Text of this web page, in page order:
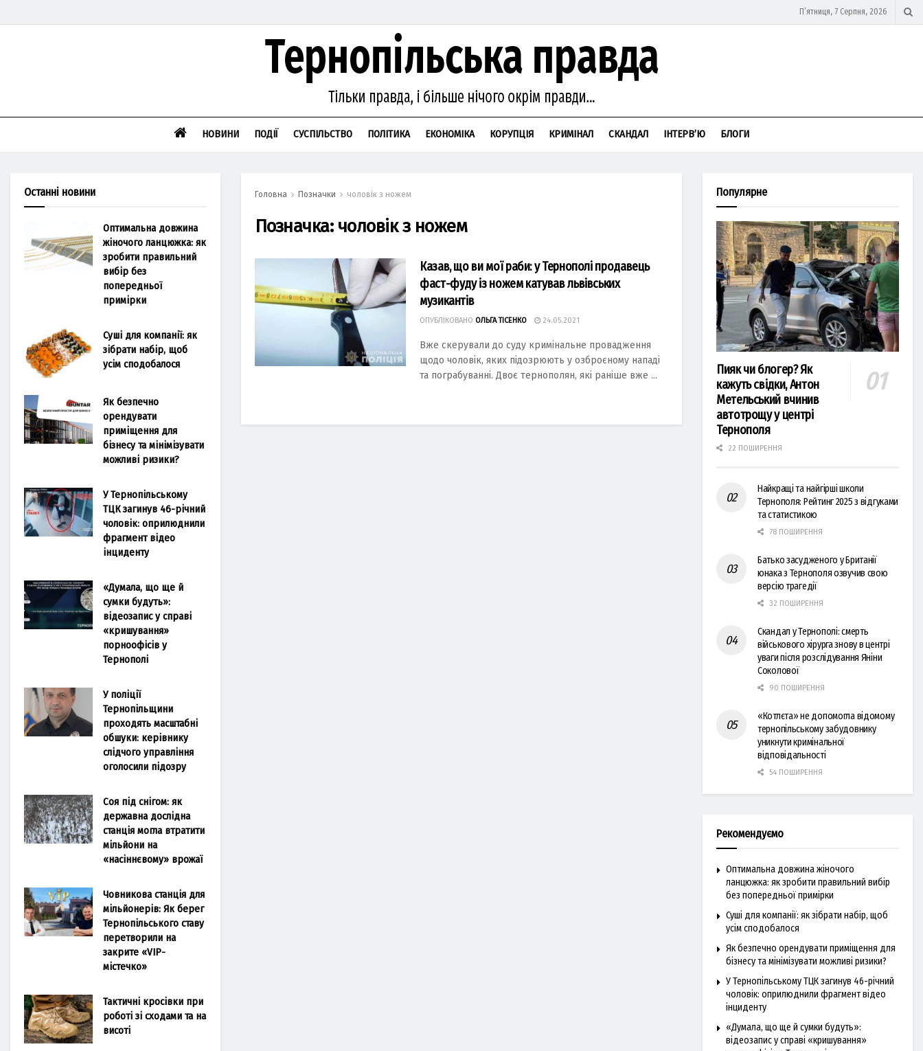
П’ятниця, 7 Серпня, 2026
НОВИНИ ПОДІЇ СУСПІЛЬСТВО ПОЛІТИКА ЕКОНОМІКА КОРУПЦІЯ КРИМІНАЛ СКАНДАЛ ІНТЕРВ’Ю БЛОГИ
Головна Позначки чоловік з ножем
Позначка: чоловік з ножем
Казав, що ви мої раби: у Тернополі продавець
фаст-фуду із ножем катував львівських
музикантів
ОПУБЛІКОВАНО ОЛЬГА ТІСЕНКО 24.05.2021
Вже скерували до суду кримінальне провадження
щодо чоловік, яких підозрюють у озброєному нападі
та пограбуванні. Двоє тернополян, які раніше вже ...
Останні новини
Оптимальна довжина
жіночого ланцюжка: як
зробити правильний
вибір без
попередньої
примірки
Суші для компанії: як
зібрати набір, щоб
усім сподобалося
Як безпечно
орендувати
приміщення для
бізнесу та мінімізувати
можливі ризики?
У Тернопільському
ТЦК загинув 46-річний
чоловік: оприлюднили
фрагмент відео
інциденту
«Думала, що ще й
сумки будуть»:
відеозапис у справі
«кришування»
порноофісів у
Тернополі
У поліції
Тернопільщини
проходять масштабні
обшуки: керівнику
слідчого управління
оголосили підозру
Соя під снігом: як
державна дослідна
станція могла втратити
мільйони на
«насіннєвому» врожаї
Човникова станція для
мільйонерів: Як берег
Тернопільського ставу
перетворили на
закрите «VIP-
містечко»
Тактичні кросівки при
роботі зі сходами та на
висоті
Популярне
Пияк чи блогер? Як
кажуть свідки, Антон
Метельський вчинив
автотрощу у центрі
Тернополя
22 ПОШИРЕННЯ
Найкращі та найгірші школи
Тернополя: Рейтинг 2025 з відгуками
та статистикою
78 ПОШИРЕННЯ
Батько засудженого у Британії
юнака з Тернополя озвучив свою
версію трагедії
32 ПОШИРЕННЯ
Скандал у Тернополі: смерть
військового хірурга знову в центрі
уваги після розслідування Яніни
Соколової
90 ПОШИРЕННЯ
«Котлєта» не допомогла відомому
тернопільському забудовнику
уникнути кримінальної
відповідальності
54 ПОШИРЕННЯ
Рекомендуємо
Оптимальна довжина жіночого
ланцюжка: як зробити правильний вибір
без попередньої примірки
Суші для компанії: як зібрати набір, щоб
усім сподобалося
Як безпечно орендувати приміщення для
бізнесу та мінімізувати можливі ризики?
У Тернопільському ТЦК загинув 46-річний
чоловік: оприлюднили фрагмент відео
інциденту
«Думала, що ще й сумки будуть»:
відеозапис у справі «кришування»